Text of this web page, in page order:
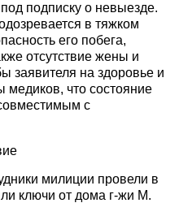
подписку о невыезде.
в тяжком
его побега,
отсутствие жены и
заявителя на здоровье и
что состояние
с
милиции провели в
ключи от дома г-жи М.